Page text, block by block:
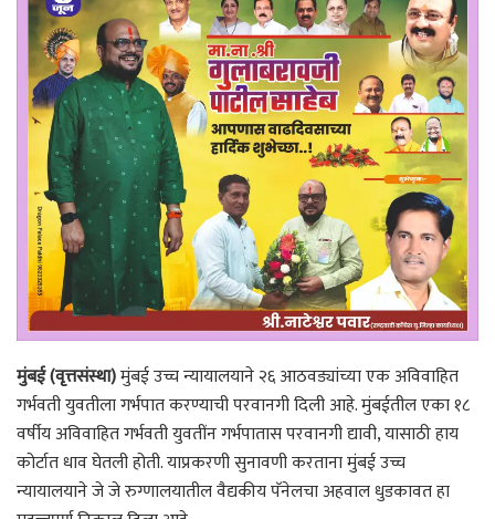
मुंबई (वृत्तसंस्था)मुंबई उच्च न्यायालयाने २६ आठवड्यांच्या एक अविवाहित
गर्भवती युवतीला गर्भपात करण्याची परवानगी दिली आहे. मुंबईतील एका १८
वर्षीय अविवाहित गर्भवती युवतींन गर्भपातास परवानगी द्यावी, यासाठी हाय
कोर्टात धाव घेतली होती. याप्रकरणी सुनावणी करताना मुंबई उच्च
न्यायालयाने जे जे रुग्णालयातील वैद्यकीय पॅनेलचा अहवाल धुडकावत हा